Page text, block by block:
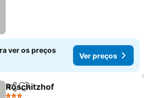
ver os preços
Ver preços
PartilharAdicionar aos favoritos
Roschitzhof